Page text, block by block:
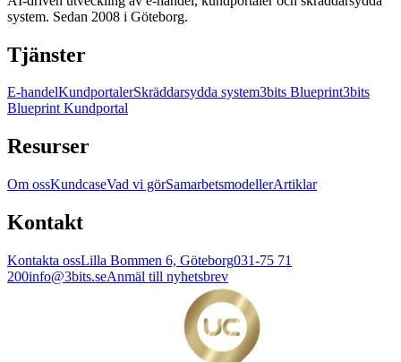
system. Sedan 2008 i Göteborg.
Tjänster
E-handelKundportalerSkräddarsydda system3bits Blueprint3bits
Blueprint Kundportal
Resurser
Om ossKundcaseVad vi görSamarbetsmodellerArtiklar
Kontakt
Kontakta ossLilla Bommen 6, Göteborg031-75 71
200info@3bits.seAnmäl till nyhetsbrev